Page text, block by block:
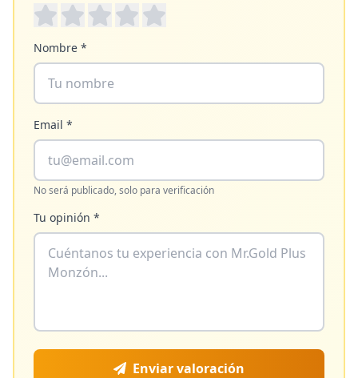
Nombre *
Email *
No será publicado, solo para verificación
Tu opinión *
Enviar valoración